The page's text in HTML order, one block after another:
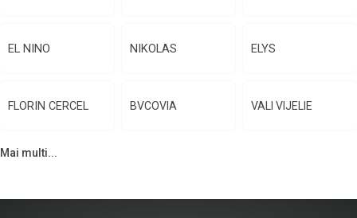
EL NINO NIKOLAS ELYS
FLORIN CERCEL BVCOVIA VALI VIJELIE
Mai multi...